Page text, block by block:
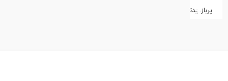
کفش
پربازدیدترین